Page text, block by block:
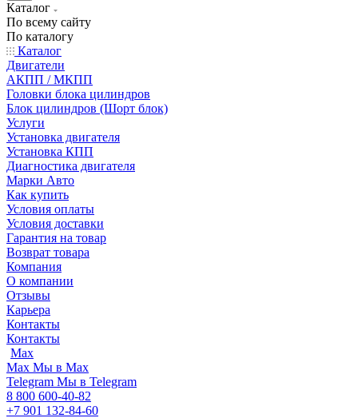
Каталог
По всему сайту
По каталогу
Каталог
Двигатели
АКПП / МКПП
Головки блока цилиндров
Блок цилиндров (Шорт блок)
Услуги
Установка двигателя
Установка КПП
Диагностика двигателя
Марки Авто
Как купить
Условия оплаты
Условия доставки
Гарантия на товар
Возврат товара
Компания
О компании
Отзывы
Карьера
Контакты
Контакты
Max
Max Мы в Max
Telegram Мы в Telegram
8 800 600-40-82
+7 901 132-84-60